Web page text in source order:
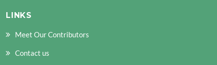
LINKS
Meet Our Contributors
Contact us